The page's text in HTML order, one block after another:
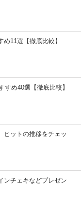
11選【徹底比較】
すめ40選【徹底比較】
ヒットの推移をチェッ
ンチェキなどプレゼン